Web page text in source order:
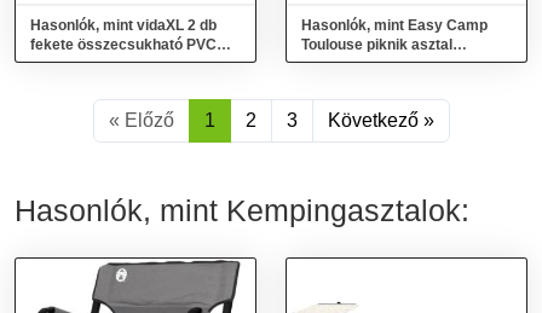
Hasonlók, mint vidaXL 2 db
fekete összecsukható PVC
vödör 30 L
Hasonlók, mint Easy Camp
Toulouse piknik asztal
ülőhelyekkel
« Előző 1 2 3 Következő »
Hasonlók, mint Kempingasztalok: